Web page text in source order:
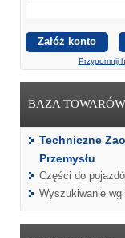
Załóż konto
Przypomnij
BAZA TOWARÓW
Techniczne
Przemysłu
Części do
Wyszukiwanie wg